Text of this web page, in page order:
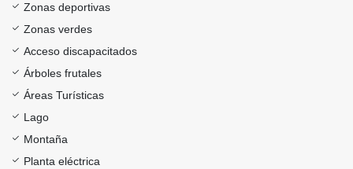
Zonas deportivas
Zonas verdes
Acceso discapacitados
Árboles frutales
Áreas Turísticas
Lago
Montaña
Planta eléctrica